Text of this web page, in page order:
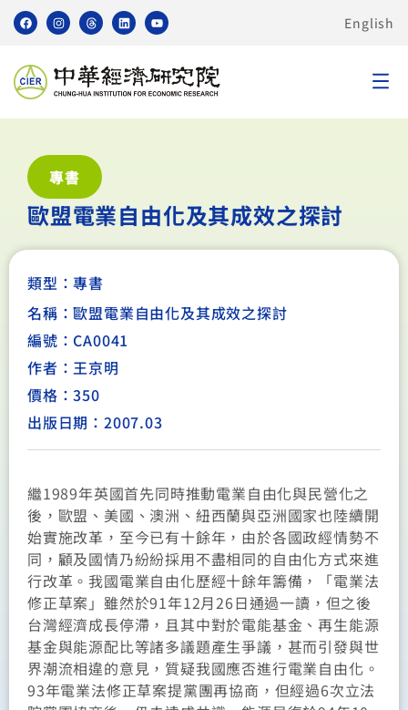
English
專書
歐盟電業自由化及其成效之探討
類型：專書
名稱：歐盟電業自由化及其成效之探討
編號：CA0041
作者：王京明
價格：350
出版日期：2007.03
繼1989年英國首先同時推動電業自由化與民營化之
後，歐盟、美國、澳洲、紐西蘭與亞洲國家也陸續開
始實施改革，至今已有十餘年，由於各國政經情勢不
同，顧及國情乃紛紛採用不盡相同的自由化方式來進
行改革。我國電業自由化歷經十餘年籌備，「電業法
修正草案」雖然於91年12月26日通過一讀，但之後
台灣經濟成長停滯，且其中對於電能基金、再生能源
基金與能源配比等諸多議題產生爭議，甚而引發與世
界潮流相違的意見，質疑我國應否進行電業自由化。
93年電業法修正草案提黨團再協商，但經過6次立法